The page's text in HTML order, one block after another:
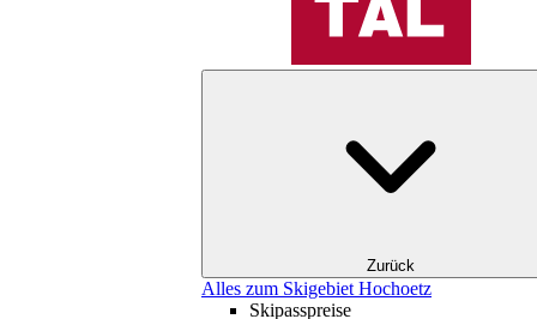
Zurück
Alles zum Skigebiet Hochoetz
Skipasspreise